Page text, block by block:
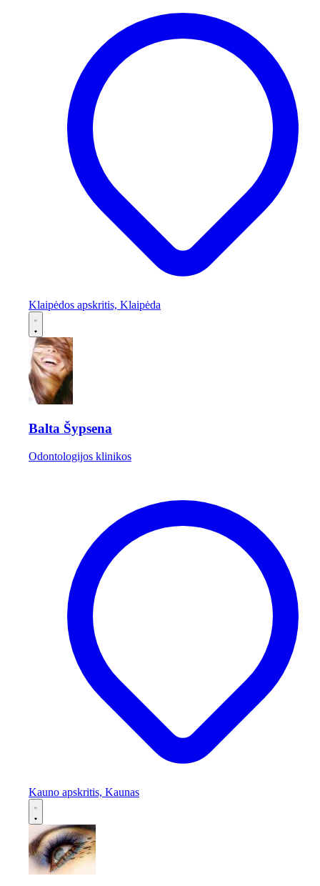
Klaipėdos apskritis, Klaipėda
Balta Šypsena
Odontologijos klinikos
Kauno apskritis, Kaunas